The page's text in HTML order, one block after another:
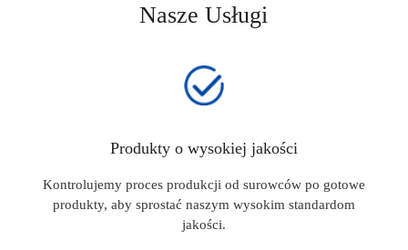
Nasze Usługi
Produkty o wysokiej jakości
Kontrolujemy proces produkcji od surowców po gotowe
produkty, aby sprostać naszym wysokim standardom
jakości.